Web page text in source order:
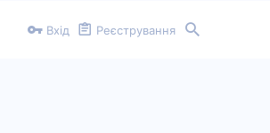
Вхід Реєстрування